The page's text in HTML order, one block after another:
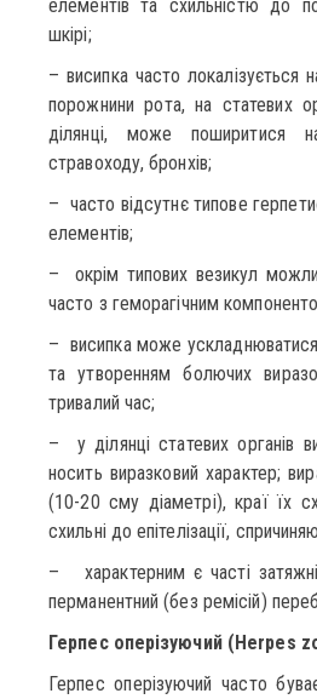
елементів та схильністю до
шкірі;
– висипка часто локалізується
порожнини рота, на статевих
ділянці, може поширитися
стравоходу, бронхів;
– часто відсутнє типове
елементів;
– окрім типових везикул
часто з геморагічним
– висипка може
та утворенням болючих
тривалий час;
– у ділянці статевих органів
носить виразковий характер;
(10-20 сму діаметрі), краї їх
схильні до епітелізації,
– характерним є часті
перманентний (без ремісій)
Герпес оперізуючий (Herpes
Герпес оперізуючий часто